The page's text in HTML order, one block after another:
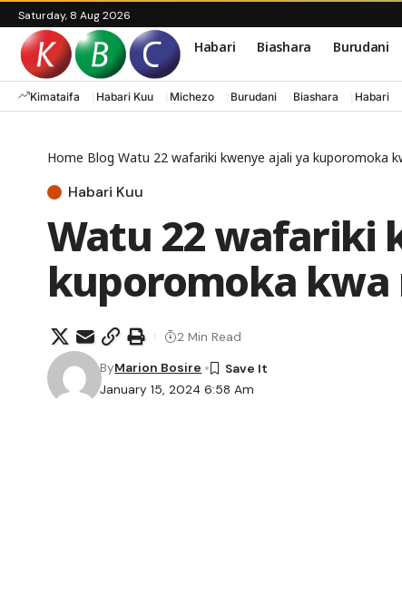
Saturday, 8 Aug 2026
Habari Biashara Burudani
Kimataifa Habari Kuu Michezo Burudani Biashara Habari
Home Blog Watu 22 wafariki kwenye ajali ya kuporomoka
Habari Kuu
Watu 22 wafariki
kuporomoka kwa
January 15, 2024 6:58 Am
ByMarion Bosire
2 Min Read